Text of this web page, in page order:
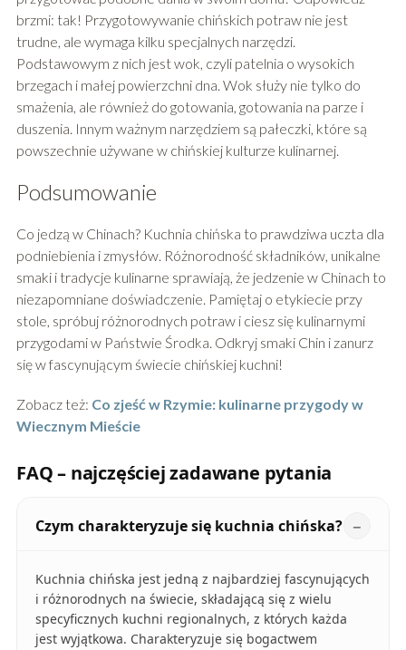
brzmi: tak! Przygotowywanie chińskich potraw nie jest
trudne, ale wymaga kilku specjalnych narzędzi.
Podstawowym z nich jest wok, czyli patelnia o wysokich
brzegach i małej powierzchni dna. Wok służy nie tylko do
smażenia, ale również do gotowania, gotowania na parze i
duszenia. Innym ważnym narzędziem są pałeczki, które są
powszechnie używane w chińskiej kulturze kulinarnej.
Podsumowanie
Co jedzą w Chinach? Kuchnia chińska to prawdziwa uczta dla
podniebienia i zmysłów. Różnorodność składników, unikalne
smaki i tradycje kulinarne sprawiają, że jedzenie w Chinach to
niezapomniane doświadczenie. Pamiętaj o etykiecie przy
stole, spróbuj różnorodnych potraw i ciesz się kulinarnymi
przygodami w Państwie Środka. Odkryj smaki Chin i zanurz
się w fascynującym świecie chińskiej kuchni!
Zobacz też: Co zjeść w Rzymie: kulinarne przygody w
Wiecznym Mieście
FAQ – najczęściej zadawane pytania
Czym charakteryzuje się kuchnia chińska?
Kuchnia chińska jest jedną z najbardziej fascynujących
i różnorodnych na świecie, składającą się z wielu
specyficznych kuchni regionalnych, z których każda
jest wyjątkowa. Charakteryzuje się bogactwem